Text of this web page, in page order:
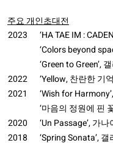
주요 개인초대전
2023
‘HA TAE IM :
‘Colors beyond
‘Green to Green’,
2022
‘Yellow, 찬란한 기
2021
‘Wish for
‘마음의 정원에 핀
2020
‘Un Passage’, 가
2018
‘Spring Sonata’,